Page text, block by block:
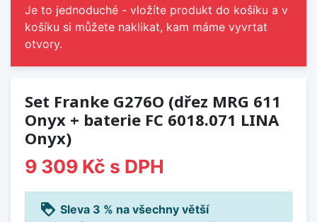
Je to jednoduché - vložíte produkt do košíku a v
košíku si můžete naklikat, kam máme vyvrtat
otvory.
Set Franke G276O (dřez MRG 611
Onyx + baterie FC 6018.071 LINA
Onyx)
9 309 Kč s DPH
loyalty Sleva 3 % na všechny větší